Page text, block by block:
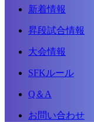
新着情報
昇段試合情報
大会情報
SFKルール
Q＆A
お問い合わせ